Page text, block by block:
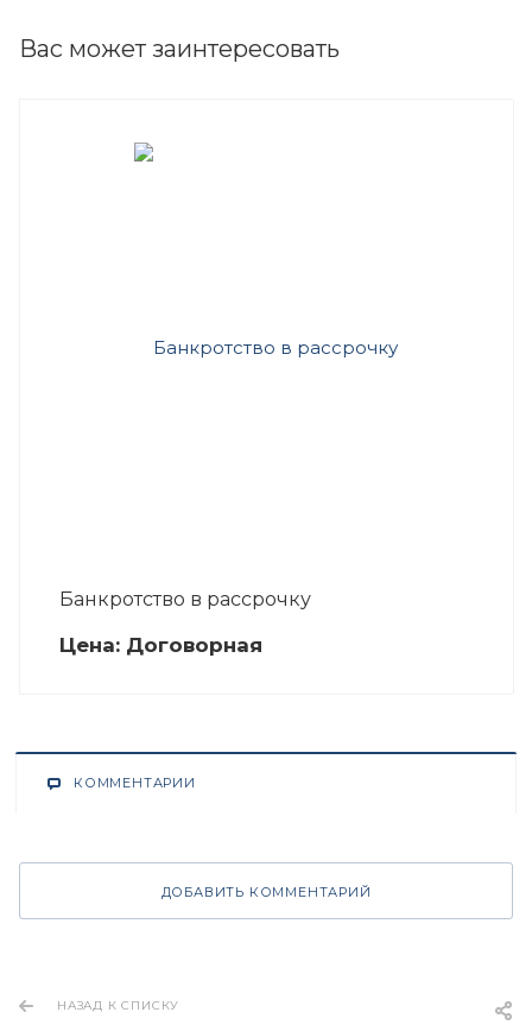
Вас может заинтересовать
Банкротство в рассрочку
Цена: Договорная
КОММЕНТАРИИ
ДОБАВИТЬ КОММЕНТАРИЙ
НАЗАД К СПИСКУ